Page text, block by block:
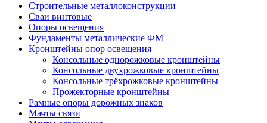
Строительные металлоконструкции
Сваи винтовые
Опоры освещения
Фундаменты металлические ФМ
Кронштейны опор освещения
Консольные однорожковые кронштейны
Консольные двухрожковые кронштейны
Консольные трёхрожковые кронштейны
Прожекторные кронштейны
Рамные опоры дорожных знаков
Мачты связи